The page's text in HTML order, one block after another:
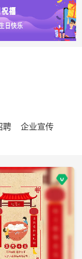
聘
企业宣传